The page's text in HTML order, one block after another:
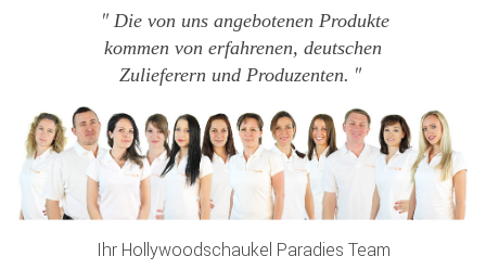
Die von uns angebotenen Produkte
kommen von erfahrenen, deutschen
Zulieferern und Produzenten.
Ihr Hollywoodschaukel Paradies Team